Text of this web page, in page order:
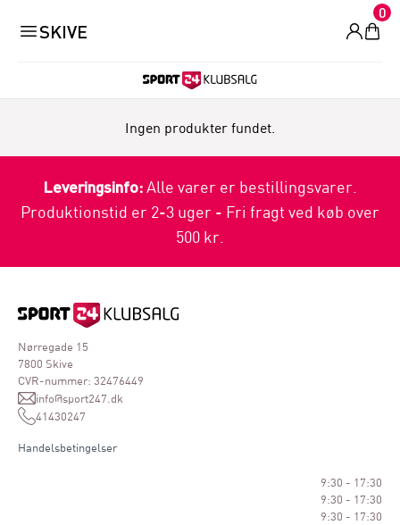
SKIVE
0
Ingen produkter fundet.
Leveringsinfo:Alle varer er bestillingsvarer.
Produktionstid er 2-3 uger - Fri fragt ved køb over
500 kr.
Nørregade 15
7800 Skive
CVR-nummer: 32476449
info@sport247.dk
41430247
Handelsbetingelser
9:30 - 17:30
9:30 - 17:30
9:30 - 17:30